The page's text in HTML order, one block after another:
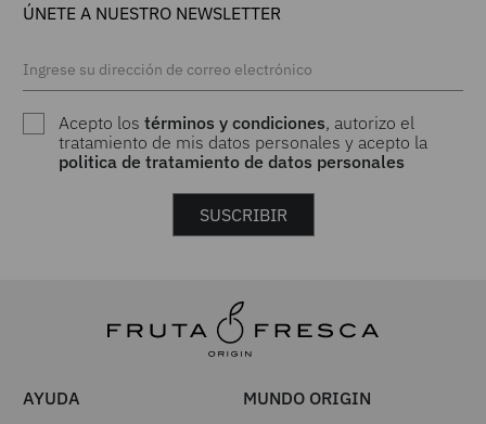
ÚNETE A NUESTRO NEWSLETTER
Acepto lostérminos y condiciones, autorizo el
tratamiento de mis datos personales y acepto la
politica de tratamiento de datos personales
SUSCRIBIR
AYUDA MUNDO ORIGIN